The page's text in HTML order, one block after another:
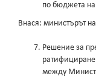
по бюджета на
Внася: министърът
Решение за
между